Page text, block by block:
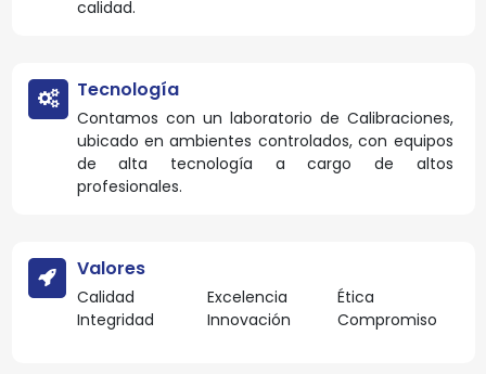
calidad.
Tecnología
Contamos con un laboratorio de Calibraciones,
ubicado en ambientes controlados, con equipos
de alta tecnología a cargo de altos
profesionales.
Valores
Calidad
Integridad
Excelencia
Innovación
Ética
Compromiso